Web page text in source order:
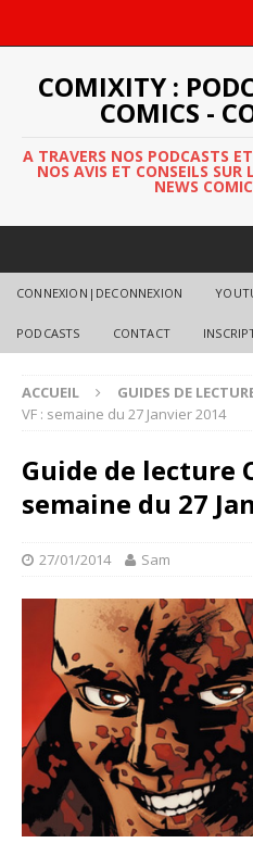
COMIXITY :
COMICS -
A TRAVERS NOS PODCASTS
NOS AVIS ET CONSEILS SUR
NEWS
CONNEXION|DECONNEXION
PODCASTS CONTACT
ACCUEIL GUIDES DE
VF : semaine du 27 Janvier 2014
Guide de lecture
semaine du 27
27/01/2014 Sam